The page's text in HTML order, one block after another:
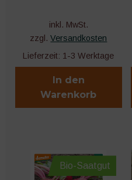
inkl. MwSt.
zzgl.Versandkosten
Lieferzeit: 1-3 Werktage
In den
Warenkorb
Bio-Saatgut